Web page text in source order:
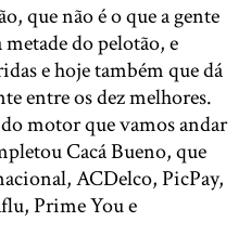
que não é o que a gente
do pelotão, e
e hoje também que dá
entre os dez melhores.
motor que vamos andar
Cacá Bueno, que
ACDelco, PicPay,
Prime You e